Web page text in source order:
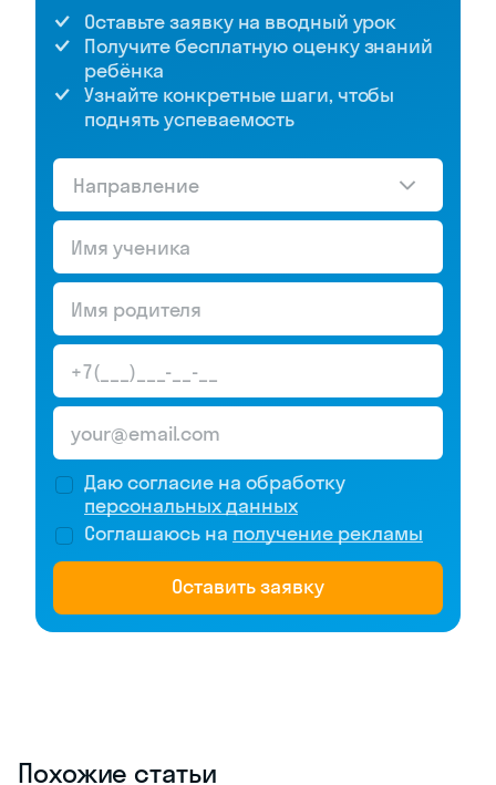
Оставьте заявку на вводный урок
Получите бесплатную оценку знаний
ребёнка
Узнайте конкретные шаги, чтобы
поднять успеваемость
Направление
Даю согласие на обработку
персональных данных
Соглашаюсь на получение рекламы
Оставить заявку
Похожие статьи